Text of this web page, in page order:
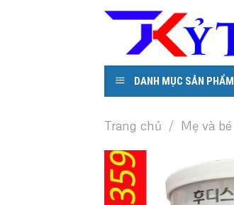
DANH MỤC SẢN PHẨM
Trang chủ / Mẹ và bé